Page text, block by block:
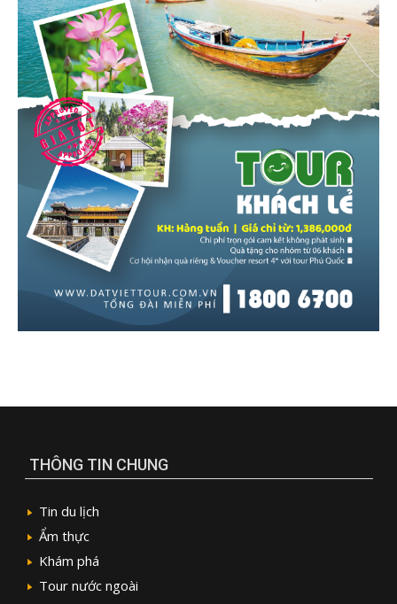
THÔNG TIN CHUNG
Tin du lịch
Ẩm thực
Khám phá
Tour nước ngoài